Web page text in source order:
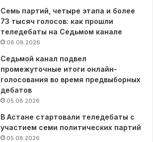
Семь партий, четыре этапа и более
73 тысяч голосов: как прошли
теледебаты на Седьмом канале
06.08.2026
Седьмой канал подвел
промежуточные итоги онлайн-
голосования во время предвыборных
дебатов
05.08.2026
В Астане стартовали теледебаты с
участием семи политических партий
05.08.2026